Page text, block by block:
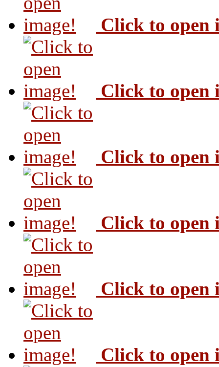
Click to open
Click to open
Click to open
Click to open
Click to open
Click to open